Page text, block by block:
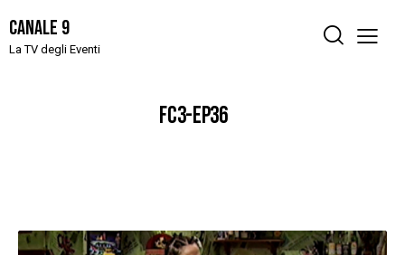
Canale 9
La TV degli Eventi
FC3-EP36